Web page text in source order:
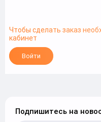
Чтобы сделать заказ
кабинет
Войти
Подпишитесь на